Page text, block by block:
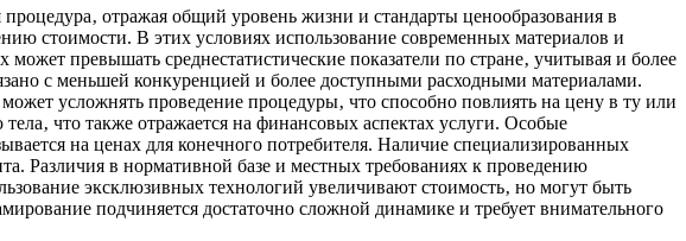
отражая общий уровень жизни и стандарты ценообразования в
стоимости. В этих условиях использование современных материалов и
превышать среднестатистические показатели по стране‚ учитывая и более
с меньшей конкуренцией и более доступными расходными материалами.
усложнять проведение процедуры‚ что способно повлиять на цену в ту или
что также отражается на финансовых аспектах услуги. Особые
на ценах для конечного потребителя. Наличие специализированных
Различия в нормативной базе и местных требованиях к проведению
эксклюзивных технологий увеличивают стоимость‚ но могут быть
подчиняется достаточно сложной динамике и требует внимательного